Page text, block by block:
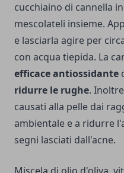
cucchiaino di cannella
mescolateli insieme.
e lasciarla agire per
con acqua tiepida. La
efficace antiossidante
ridurre le rughe.
causati alla pelle dai
ambientale e a ridurre
segni lasciati dall'acne.